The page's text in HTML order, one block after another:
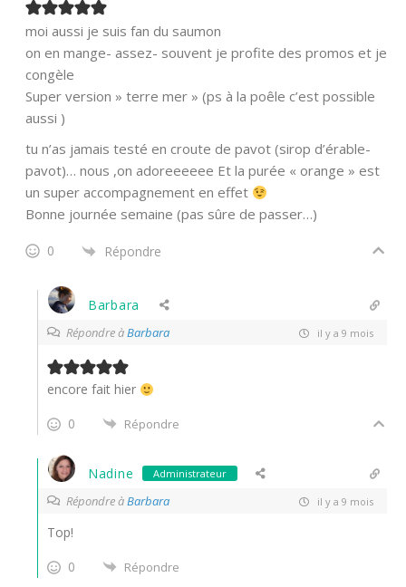
moi aussi je suis fan du saumon
on en mange- assez- souvent je profite des promos et je
congèle
Super version » terre mer » (ps à la poêle c’est possible
aussi )
tu n’as jamais testé en croute de pavot (sirop d’érable-
pavot)… nous ,on adoreeeeee Et la purée « orange » est
un super accompagnement en effet
Bonne journée semaine (pas sûre de passer…)
0 Répondre
Barbara
Répondre àBarbara il y a 9 mois
encore fait hier
0
Répondre
Nadine Administrateur
Répondre àBarbara il y a 9 mois
Top!
0
Répondre